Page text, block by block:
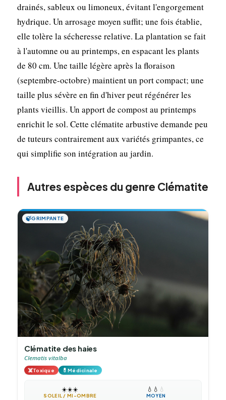
drainés, sableux ou limoneux, évitant l'engorgement
hydrique. Un arrosage moyen suffit; une fois établie,
elle tolère la sécheresse relative. La plantation se fait
à l'automne ou au printemps, en espacant les plants
de 80 cm. Une taille légère après la floraison
(septembre-octobre) maintient un port compact; une
taille plus sévère en fin d'hiver peut régénérer les
plants vieillis. Un apport de compost au printemps
enrichit le sol. Cette clématite arbustive demande peu
de tuteurs contrairement aux variétés grimpantes, ce
qui simplifie son intégration au jardin.
Autres espèces du genre Clématite
🍃GRIMPANTE
Clématite des haies
Clematis vitalba
☠️Toxique 💊Médicinale
☀️☀️☀️
SOLEIL / MI-OMBRE
💧 💧 💧
MOYEN